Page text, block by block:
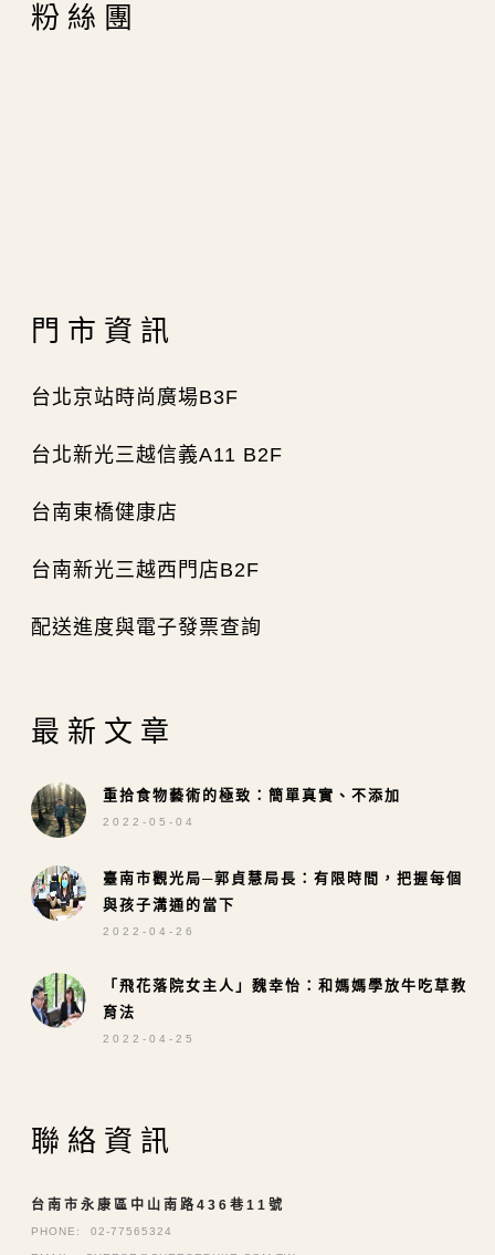
粉絲團
門市資訊
台北京站時尚廣場B3F
台北新光三越信義A11 B2F
台南東橋健康店
台南新光三越西門店B2F
配送進度與電子發票查詢
最新文章
重拾食物藝術的極致：簡單真實、不添加
2022-05-04
臺南市觀光局─郭貞慧局長：有限時間，把握每個
與孩子溝通的當下
2022-04-26
「飛花落院女主人」魏幸怡：和媽媽學放牛吃草教
育法
2022-04-25
聯絡資訊
台南市永康區中山南路436巷11號
PHONE: 02-77565324